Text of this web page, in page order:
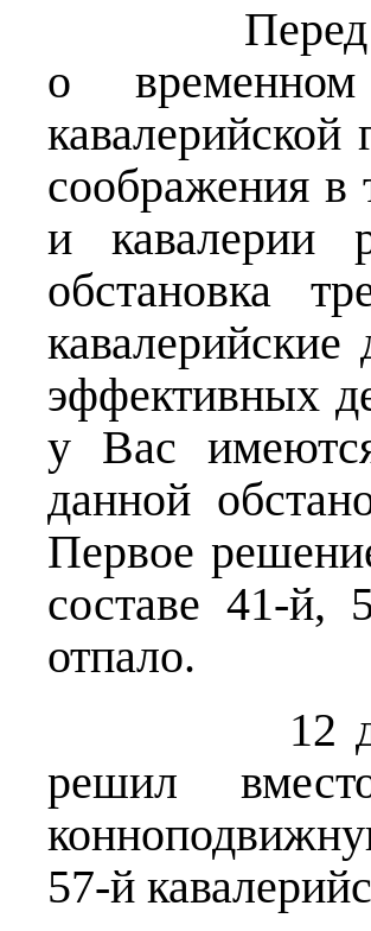
Перед тем,
о
соображения в
и кавалерии
обстановка
эффективных
у Вас
данной
Первое
составе 41-й,
отпало.
12
решил
57-й